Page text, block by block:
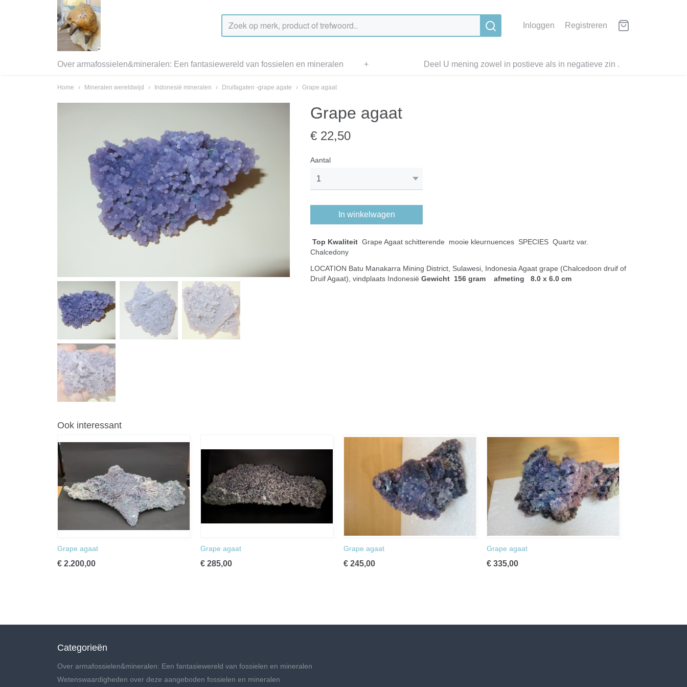
Inloggen Registreren
Deel U mening zowel in postieve als in negatieve zin .
Over armafossielen&mineralen: Een fantasiewereld van fossielen en mineralen +
Home › Mineralen wereldwijd › Indonesië mineralen › Druifagaten -grape agate › Grape agaat
Grape agaat
€ 22,50
Aantal
In winkelwagen
Top Kwaliteit Grape Agaat schitterende mooie kleurnuences SPECIES Quartz var.
Chalcedony
LOCATION Batu Manakarra Mining District, Sulawesi, Indonesia Agaat grape (Chalcedoon druif of
Druif Agaat), vindplaats Indonesië Gewicht 156 gram afmeting 8.0 x 6.0 cm
Ook interessant
Grape agaat
€ 2.200,00
Grape agaat
€ 285,00
Grape agaat
€ 245,00
Grape agaat
€ 335,00
Categorieën
Over armafossielen&mineralen: Een fantasiewereld van fossielen en mineralen
Wetenswaardigheden over deze aangeboden fossielen en mineralen